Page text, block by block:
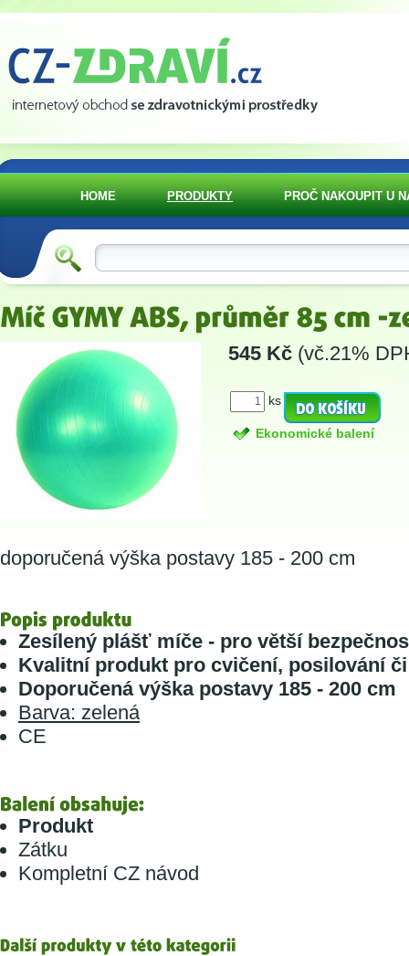
545 Kč (vč.21%
ks
Ekonomické balení
doporučená výška postavy 185 - 200 cm
Zesílený plášť míče - pro větší
Kvalitní produkt pro cvičení, posilování
Doporučená výška postavy 185 - 200 cm
Barva: zelená
CE
Produkt
Zátku
Kompletní CZ návod
HOME PRODUKTY PROČ NAKOUPIT U